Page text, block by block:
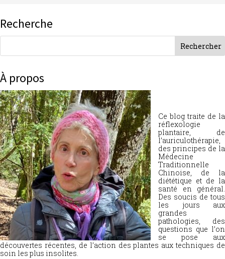
Recherche
À propos
Ce blog traite de la
réflexologie
plantaire, de
l’auriculothérapie,
des principes de la
Médecine
Traditionnelle
Chinoise, de la
diététique et de la
santé en général.
Des soucis de tous
les jours aux
grandes
pathologies, des
questions que l’on
se pose aux
découvertes récentes, de l’action des plantes aux techniques de
soin les plus insolites.